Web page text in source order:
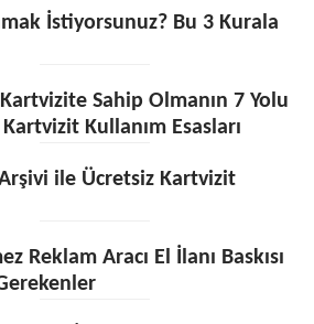
İstiyorsunuz? Bu 3 Kurala
Sahip Olmanın 7 Yolu
Kullanım Esasları
ile Ücretsiz Kartvizit
Reklam Aracı El İlanı Baskısı